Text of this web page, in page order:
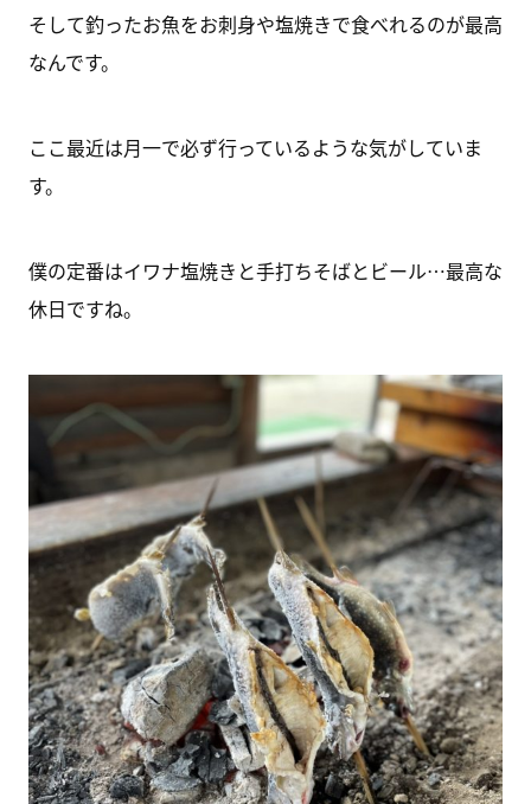
そして釣ったお魚をお刺身や塩焼きで食べれるのが最高
なんです。
ここ最近は月一で必ず行っているような気がしていま
す。
僕の定番はイワナ塩焼きと手打ちそばとビール…最高な
休日ですね。